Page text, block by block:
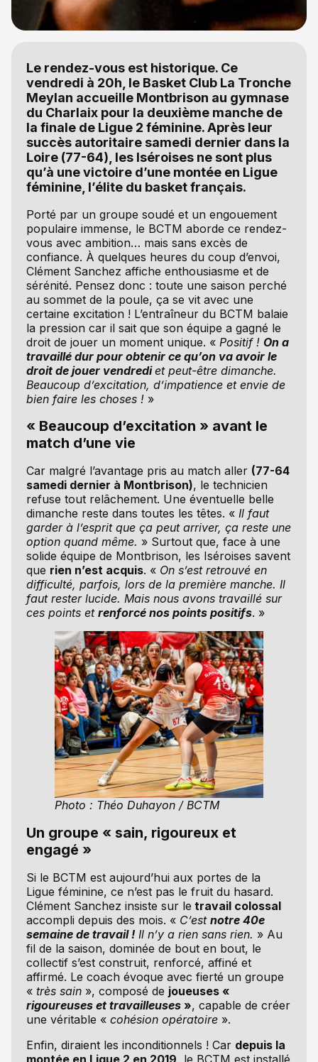
Le rendez-vous est historique. Ce
vendredi à 20h, le Basket Club La Tronche
Meylan accueille Montbrison au gymnase
du Charlaix pour la deuxième manche de
la finale de Ligue 2 féminine. Après leur
succès autoritaire samedi dernier dans la
Loire (77-64), les Iséroises ne sont plus
qu’à une victoire d’une montée en Ligue
féminine, l’élite du basket français.
Porté par un groupe soudé et un engouement
populaire immense, le BCTM aborde ce rendez-
vous avec ambition… mais sans excès de
confiance. À quelques heures du coup d’envoi,
Clément Sanchez affiche enthousiasme et de
sérénité. Pensez donc : toute une saison perché
au sommet de la poule, ça se vit avec une
certaine excitation ! L’entraîneur du BCTM balaie
la pression car il sait que son équipe a gagné le
droit de jouer un moment unique. « Positif ! On a
travaillé dur pour obtenir ce qu’on va avoir le
droit de jouer vendrediet peut-être dimanche.
Beaucoup d’excitation, d’impatience et envie de
bien faire les choses !»
« Beaucoup d’excitation » avant le
match d’une vie
Car malgré l’avantage pris au match aller (77-64
samedi dernier à Montbrison), le technicien
refuse tout relâchement. Une éventuelle belle
dimanche reste dans toutes les têtes. « Il faut
garder à l’esprit que ça peut arriver, ça reste une
option quand même. » Surtout que, face à une
solide équipe de Montbrison, les Iséroises savent
que rien n’est acquis. « On s’est retrouvé en
difficulté, parfois, lors de la première manche. Il
faut rester lucide. Mais nous avons travaillé sur
ces points et renforcé nos points positifs. »
Photo : Théo Duhayon / BCTM
Un groupe « sain, rigoureux et
engagé »
Si le BCTM est aujourd’hui aux portes de la
Ligue féminine, ce n’est pas le fruit du hasard.
Clément Sanchez insiste sur le travail colossal
accompli depuis des mois. « C’est notre 40e
semaine de travail !Il n’y a rien sans rien. » Au
fil de la saison, dominée de bout en bout, le
collectif s’est construit, renforcé, affiné et
affirmé. Le coach évoque avec fierté un groupe
« très sain», composé de joueuses «
rigoureuses et travailleuses », capable de créer
une véritable « cohésion opératoire».
Enfin, diraient les inconditionnels ! Car depuis la
montée en Ligue 2 en 2019 , le BCTM est installé